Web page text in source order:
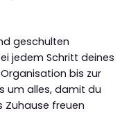
geschulten
jedem Schritt deines
bis zur
um alles, damit du
freuen